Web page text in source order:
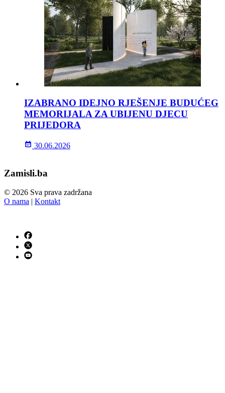
IZABRANO IDEJNO RJEŠENJE BUDUĆEG
MEMORIJALA ZA UBIJENU DJECU
PRIJEDORA
30.06.2026
Zamisli.ba
© 2026 Sva prava zadržana
O nama | Kontakt